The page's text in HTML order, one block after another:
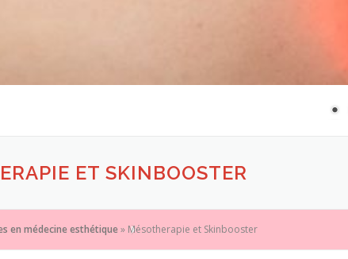
ET SKINBOOSTER
en médecine esthétique» Mésotherapie et Skinbooster